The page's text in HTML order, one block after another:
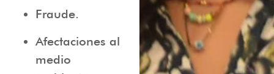
Fraude.
Afectaciones al
medio